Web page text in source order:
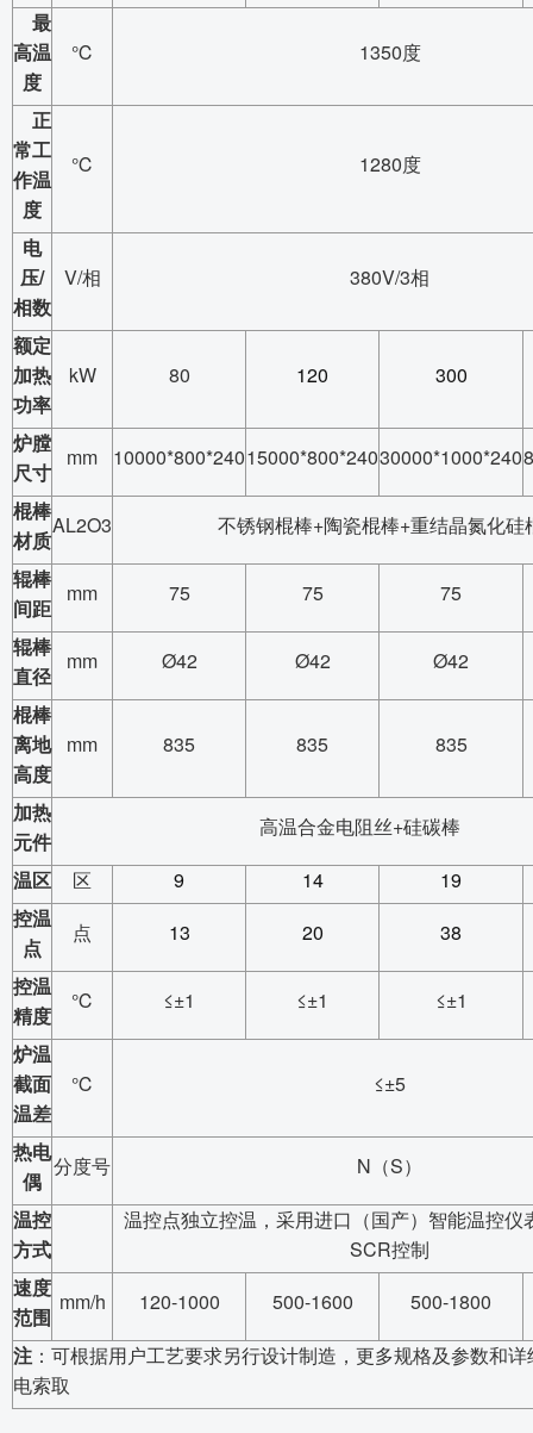
最
高温
度
℃ 1350度
正
常工
作温
度
℃ 1280度
电
压/
相数
V/相 380V/3相
额定
加热
功率
kW 80 120 300
炉膛
尺寸
mm 10000*800*24015000*800*24030000*1000*240
棍棒
材质
AL2O3 不锈钢棍棒+陶瓷棍棒+重结晶氮化硅
辊棒
间距
mm 75 75
75
辊棒
直径
mm Ø42 Ø42
Ø42
棍棒
离地
高度
mm 835 835 835
加热
元件
高温合金电阻丝+硅碳棒
温区
区 9 14
19
控温
点
点 13 20
38
控温
精度
℃ ≤±1 ≤±1
≤±1
炉温
截面
温差
℃ ≤±5
热电
偶
分度号 N （S）
温控
方式
温控点独立控温，采用进口（国产）智能温控仪
SCR控制
速度
范围
mm/h 120-1000 500-1600
500-1800
注 ：可根据用户工艺要求另行设计制造，更多规格及参数和
电索取